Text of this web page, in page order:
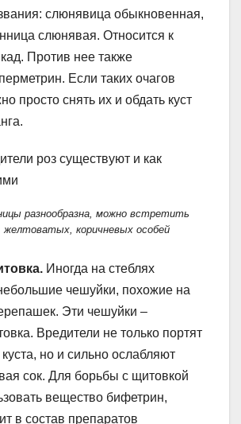
слюнявица обыкновенная,
слюнявая. Относится к
Против нее также
Если таких очагов
просто снять их и обдать куст
разнообразна, можно встретить
желтоватых, коричневых особей
Иногда на стеблях
чешуйки, похожие на
Эти чешуйки –
Вредители не только портят
но и сильно ослабляют
сок. Для борьбы с щитовкой
вещество бифетрин,
в состав препаратов